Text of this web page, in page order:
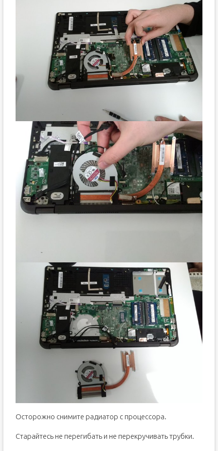
Осторожно снимите радиатор с процессора.
Старайтесь не перегибать и не перекручивать трубки.